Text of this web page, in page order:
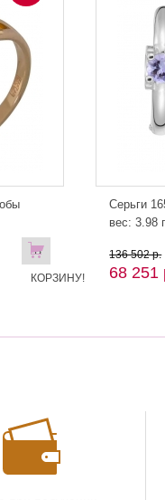
В
КОРЗИНУ!
Серьги
вес: 3.98
136 502 р.
68 251